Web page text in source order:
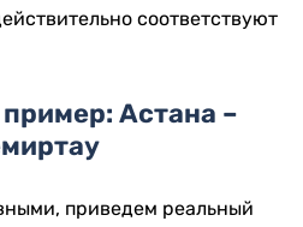
соответствуют
Астана –
приведем реальный